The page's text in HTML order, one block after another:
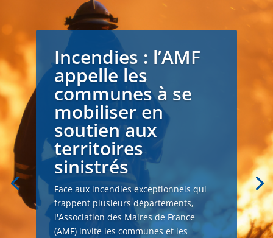
Incendies : l’AMF
appelle les
communes à se
mobiliser en
soutien aux
territoires
sinistrés
Face aux incendies exceptionnels qui
frappent plusieurs départements,
l'Association des Maires de France
(AMF) invite les communes et les